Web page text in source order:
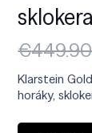
€449.90
Klarstein
horáky,